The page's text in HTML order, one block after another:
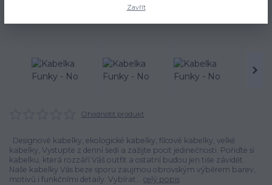
Ohodnotit produkt
Designové kabelky, ekologické kabelky, filcové kabelky, velké
kabelky, Vystupte z denní šedi a zažijte pocit jedinečnosti. Pořiďte si
kabelku, která rozzáří Váš outfit a ostatní budou jen tiše závidět.
Naše kabelky Vás beze sporu zaujmou obrovským výběrem barev,
motivů i funkčními detaily. Vybírat... celý popis
Zavřít